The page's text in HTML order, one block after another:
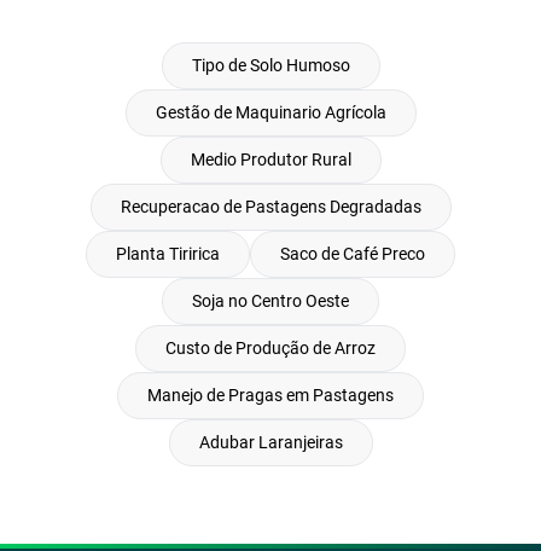
Tipo de Solo Humoso
Gestão de Maquinario Agrícola
Medio Produtor Rural
Recuperacao de Pastagens Degradadas
Planta Tiririca Saco de Café Preco
Soja no Centro Oeste
Custo de Produção de Arroz
Manejo de Pragas em Pastagens
Adubar Laranjeiras